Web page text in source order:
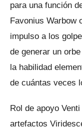
para una función
Favonius Warbow
impulso a los
de generar un
la habilidad
de cuántas veces
Rol de apoyo
artefactos